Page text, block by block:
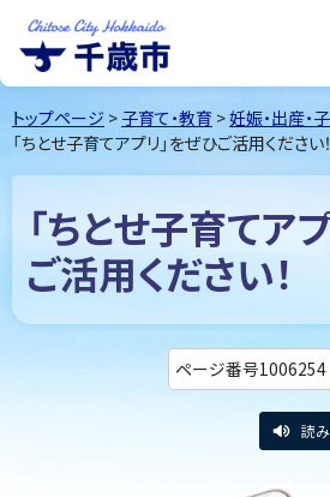
千歳市Chitose
City Hokkaido
トップページ > 子育て・教育 >妊娠・出産・
「ちとせ子育てアプリ」をぜひご活用ください！
「ちとせ子育てア
ご活用ください！
ページ番号1006254
読